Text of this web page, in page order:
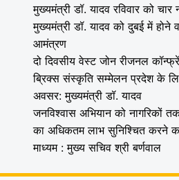
मुख्यमंत्री डॉ. यादव रविवार को
मुख्यमंत्री डॉ. यादव को दुबई में होने
आमंत्रण
दो दिवसीय वेस्ट जोन रीजनल
ब्रिक्स संस्कृति सम्मेलन प्रदेश के
अवसर: मुख्यमंत्री डॉ. यादव
जनविश्वास अभियान को नागरिकों
का अधिकतम लाभ सुनिश्चित करने
माध्यम : मुख्य सचिव श्री बर्णवाल